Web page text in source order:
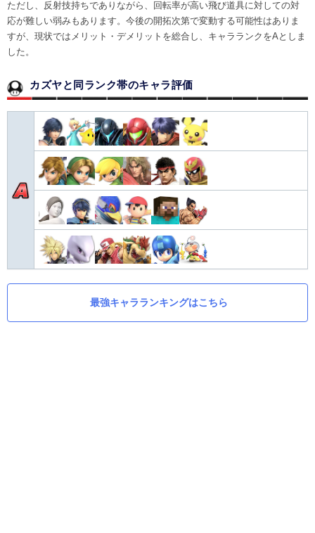
ただし、反射技持ちでありながら、回転率が高い飛び道具に対しての対
応が難しい弱みもあります。今後の開拓次第で変動する可能性はありま
すが、現状ではメリット・デメリットを総合し、キャラランクをAとしま
した。
カズヤと同ランク帯のキャラ評価
最強キャラランキングはこちら